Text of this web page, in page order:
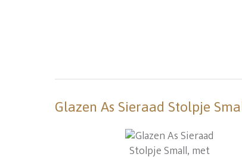
Glazen As Sieraad Stolpje